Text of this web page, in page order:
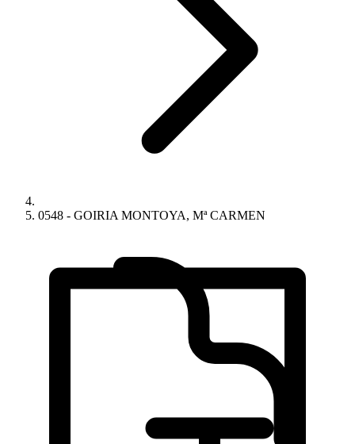
0548 - GOIRIA MONTOYA, Mª CARMEN